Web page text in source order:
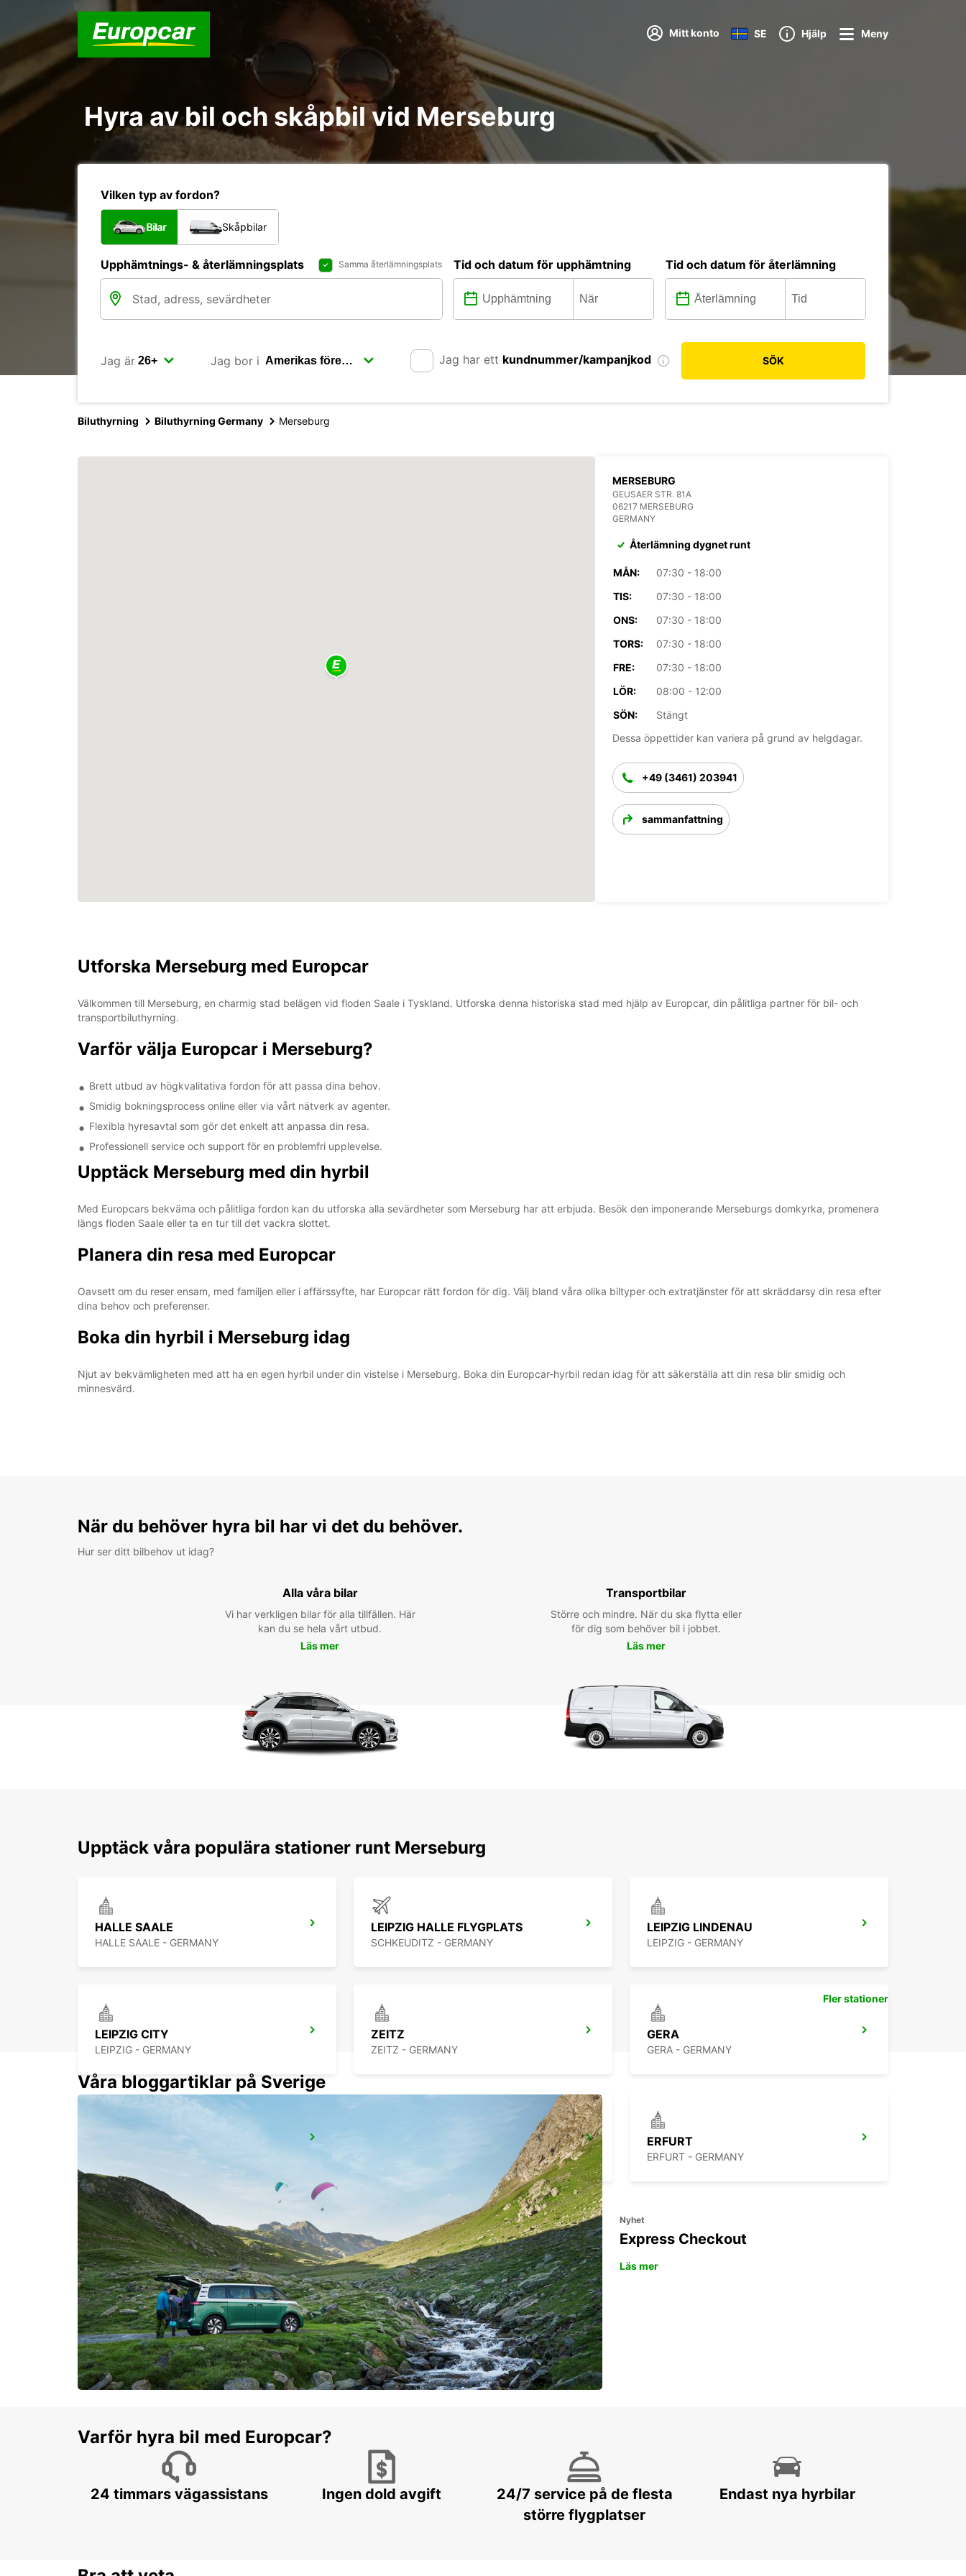
Mitt konto SE Hjälp Meny
Hyra av bil och skåpbil vid Merseburg
Vilken typ av fordon?
Bilar Skåpbilar
Upphämtnings- & återlämningsplats Samma återlämningsplats Tid och datum för upphämtning Tid och datum för återlämning
Jag är Jag bor i Jag har ett kundnummer/kampanjkod SÖK
Biluthyrning Biluthyrning Germany Merseburg
MERSEBURG
GEUSAER STR. 81A
06217 MERSEBURG
GERMANY
Återlämning dygnet runt
MÅN:
07:30 - 18:00
TIS:
07:30 - 18:00
ONS:
07:30 - 18:00
TORS:
07:30 - 18:00
FRE:
07:30 - 18:00
LÖR:
08:00 - 12:00
SÖN:
Stängt
Dessa öppettider kan variera på grund av helgdagar.
+49 (3461) 203941
sammanfattning
Utforska Merseburg med Europcar
Välkommen till Merseburg, en charmig stad belägen vid floden Saale i Tyskland. Utforska denna historiska stad med hjälp av Europcar, din pålitliga partner för bil- och
transportbiluthyrning.
Varför välja Europcar i Merseburg?
Brett utbud av högkvalitativa fordon för att passa dina behov.
Smidig bokningsprocess online eller via vårt nätverk av agenter.
Flexibla hyresavtal som gör det enkelt att anpassa din resa.
Professionell service och support för en problemfri upplevelse.
Upptäck Merseburg med din hyrbil
Med Europcars bekväma och pålitliga fordon kan du utforska alla sevärdheter som Merseburg har att erbjuda. Besök den imponerande Merseburgs domkyrka, promenera
längs floden Saale eller ta en tur till det vackra slottet.
Planera din resa med Europcar
Oavsett om du reser ensam, med familjen eller i affärssyfte, har Europcar rätt fordon för dig. Välj bland våra olika biltyper och extratjänster för att skräddarsy din resa efter
dina behov och preferenser.
Boka din hyrbil i Merseburg idag
Njut av bekvämligheten med att ha en egen hyrbil under din vistelse i Merseburg. Boka din Europcar-hyrbil redan idag för att säkerställa att din resa blir smidig och
minnesvärd.
När du behöver hyra bil har vi det du behöver.
Hur ser ditt bilbehov ut idag?
Alla våra bilar
Vi har verkligen bilar för alla tillfällen. Här
kan du se hela vårt utbud.
Läs mer
Transportbilar
Större och mindre. När du ska flytta eller
för dig som behöver bil i jobbet.
Läs mer
Upptäck våra populära stationer runt Merseburg
HALLE SAALE
HALLE SAALE - GERMANY
LEIPZIG HALLE FLYGPLATS
SCHKEUDITZ - GERMANY
LEIPZIG LINDENAU
LEIPZIG - GERMANY
LEIPZIG CITY
LEIPZIG - GERMANY
ZEITZ
ZEITZ - GERMANY
GERA
GERA - GERMANY
ERFURT
ERFURT - GERMANY
Fler stationer
Våra bloggartiklar på Sverige
Nyhet
Express Checkout
Läs mer
Varför hyra bil med Europcar?
24 timmars vägassistans Ingen dold avgift
24/7 service på de flesta
större flygplatser
Endast nya hyrbilar